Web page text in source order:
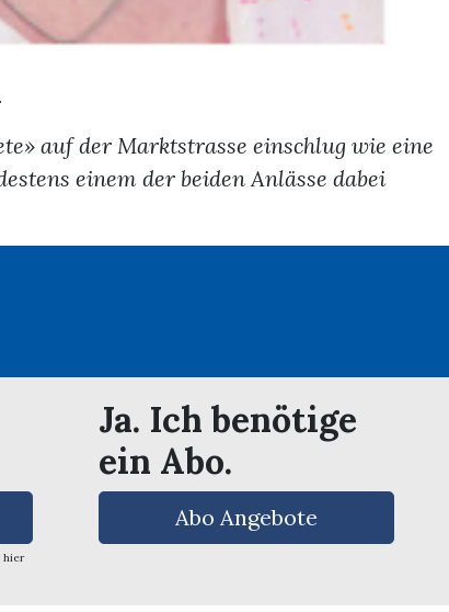
auf der Marktstrasse einschlug wie eine
einem der beiden Anlässe dabei
hier
Ja. Ich benötige
ein Abo.
Abo Angebote